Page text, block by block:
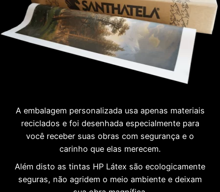
A embalagem personalizada usa apenas materiais
reciclados e foi desenhada especialmente para
você receber suas obras com segurança e o
carinho que elas merecem.
Além disto as tintas HP Látex são ecologicamente
seguras, não agridem o meio ambiente e deixam